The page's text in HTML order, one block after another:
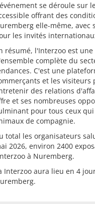
se déroule sur
offrant des
elle-même,
les invités
résumé, l'Interzoo est
complète du
C'est une
et les
des relations
et ses nombreuses
pour tous ceux
de compagnie.
total les organisateurs
2026, environ 2400
à Nuremberg.
Interzoo aura lieu en 4